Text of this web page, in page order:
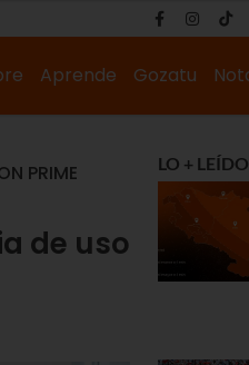
Aprende Gozatu
PRIME
de uso
LO + LEÍDO